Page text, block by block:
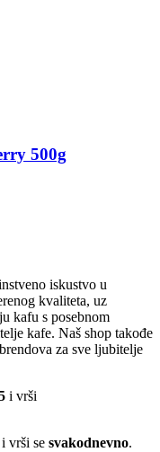
500g
iskustvo u
kvaliteta, uz
kafu s posebnom
kafe. Naš shop takođe
za sve ljubitelje
i vrši
i vrši se svakodnevno.